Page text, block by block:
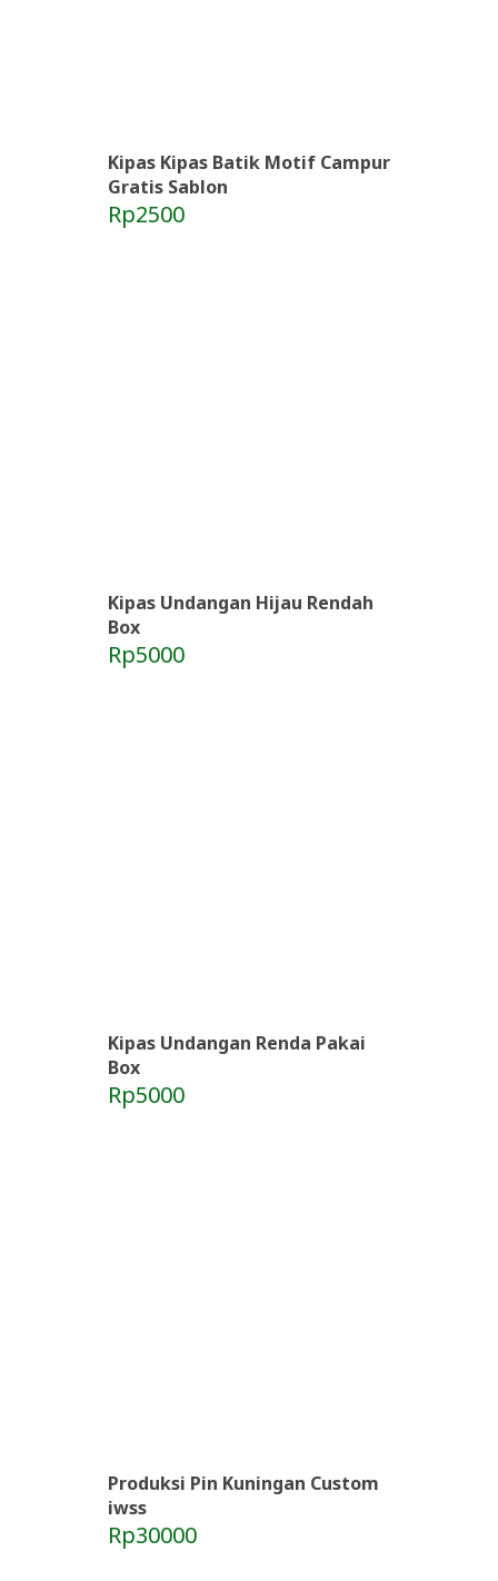
Kipas Kipas Batik Motif Campur
Gratis Sablon
Rp2500
Kipas Undangan Hijau Rendah
Box
Rp5000
Kipas Undangan Renda Pakai
Box
Rp5000
Produksi Pin Kuningan Custom
iwss
Rp30000